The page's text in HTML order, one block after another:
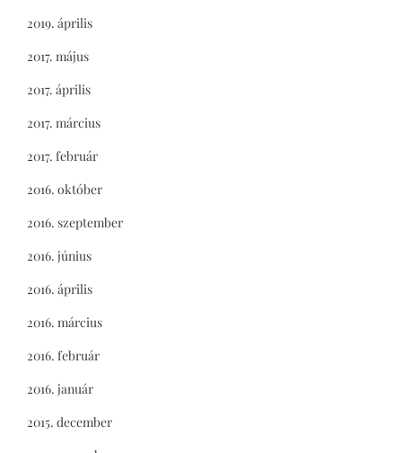
2019. április
2017. május
2017. április
2017. március
2017. február
2016. október
2016. szeptember
2016. június
2016. április
2016. március
2016. február
2016. január
2015. december